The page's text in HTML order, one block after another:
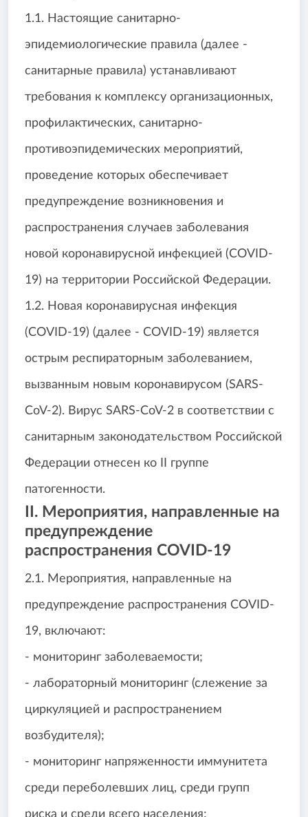
1.1. Настоящие санитарно-
эпидемиологические правила (далее -
санитарные правила) устанавливают
требования к комплексу организационных,
профилактических, санитарно-
противоэпидемических мероприятий,
проведение которых обеспечивает
предупреждение возникновения и
распространения случаев заболевания
новой коронавирусной инфекцией (COVID-
19) на территории Российской Федерации.
1.2. Новая коронавирусная инфекция
(COVID-19) (далее - COVID-19) является
острым респираторным заболеванием,
вызванным новым коронавирусом (SARS-
CoV-2). Вирус SARS-CoV-2 в соответствии с
санитарным законодательством Российской
Федерации отнесен ко II группе
патогенности.
II. Мероприятия, направленные на
предупреждение
распространения COVID-19
2.1. Мероприятия, направленные на
предупреждение распространения COVID-
19, включают:
- мониторинг заболеваемости;
- лабораторный мониторинг (слежение за
циркуляцией и распространением
возбудителя);
- мониторинг напряженности иммунитета
среди переболевших лиц, среди групп
риска и среди всего населения;